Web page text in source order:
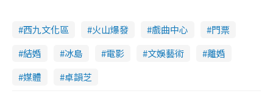
西九文化區 火山爆發 戲曲中心
門票
結婚
冰島 電影 文娛藝術
離婚
媒體
卓韻芝